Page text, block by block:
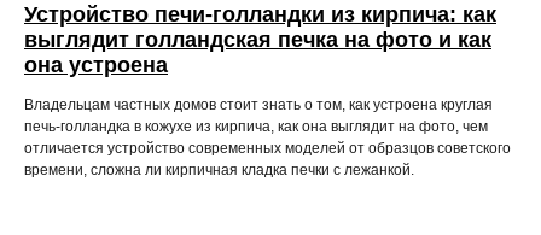
Устройство печи-голландки из кирпича: как
выглядит голландская печка на фото и как
она устроена
Владельцам частных домов стоит знать о том, как устроена круглая
печь-голландка в кожухе из кирпича, как она выглядит на фото, чем
отличается устройство современных моделей от образцов советского
времени, сложна ли кирпичная кладка печки с лежанкой.